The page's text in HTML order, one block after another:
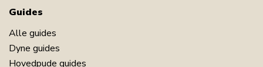
Guides
Alle guides
Dyne guides
Hovedpude guides